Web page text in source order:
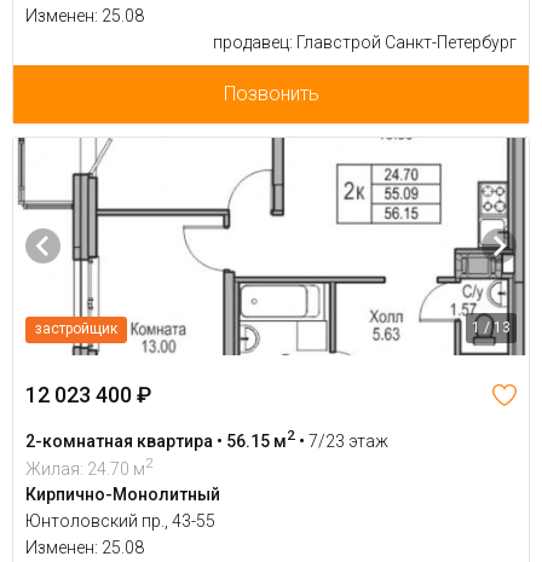
Изменен: 25.08
продавец: Главстрой Санкт-Петербург
Позвонить
застройщик 1 / 13
12 023 400 ₽
2-комнатная квартира • 56.15 м2 • 7/23 этаж
Жилая: 24.70 м2
Кирпично-Монолитный
Юнтоловский пр., 43-55
Изменен: 25.08